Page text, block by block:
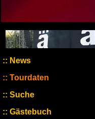
News
Tourdaten
Suche
Gästebuch